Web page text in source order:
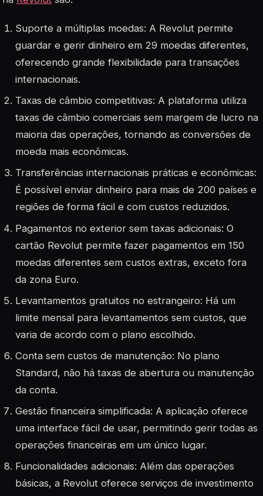
Suporte a múltiplas moedas: A Revolut permite
guardar e gerir dinheiro em 29 moedas diferentes,
oferecendo grande flexibilidade para transações
internacionais.
Taxas de câmbio competitivas: A plataforma utiliza
taxas de câmbio comerciais sem margem de lucro na
maioria das operações, tornando as conversões de
moeda mais econômicas.
Transferências internacionais práticas e econômicas:
É possível enviar dinheiro para mais de 200 países e
regiões de forma fácil e com custos reduzidos.
Pagamentos no exterior sem taxas adicionais: O
cartão Revolut permite fazer pagamentos em 150
moedas diferentes sem custos extras, exceto fora
da zona Euro.
Levantamentos gratuitos no estrangeiro: Há um
limite mensal para levantamentos sem custos, que
varia de acordo com o plano escolhido.
Conta sem custos de manutenção: No plano
Standard, não há taxas de abertura ou manutenção
da conta.
Gestão financeira simplificada: A aplicação oferece
uma interface fácil de usar, permitindo gerir todas as
operações financeiras em um único lugar.
Funcionalidades adicionais: Além das operações
básicas, a Revolut oferece serviços de investimento